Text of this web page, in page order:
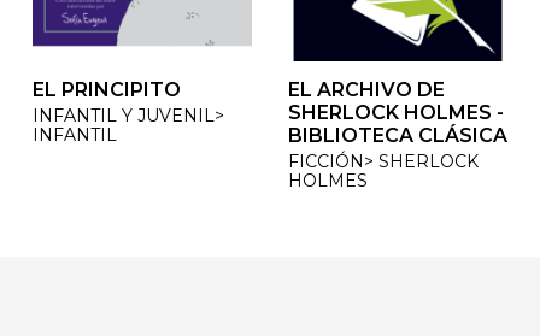
EL PRINCIPITO
INFANTIL Y JUVENIL>
INFANTIL
EL ARCHIVO DE
SHERLOCK HOLMES -
BIBLIOTECA CLÁSICA
FICCIÓN> SHERLOCK
HOLMES
EL ARCHIVO DE
SHERLOCK HOLMES -
BIBLIOTECA CLÁSICA
FICCIÓN> SHERLOCK
HOLMES